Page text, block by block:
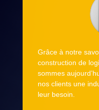
Grâce à notre
construction de
sommes
nos clients une
leur besoin.